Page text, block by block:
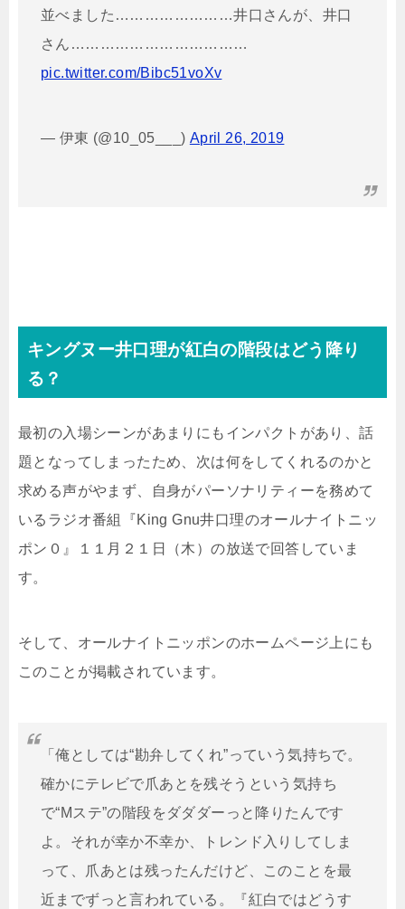
並べました……………………井口さんが、井口
さん………………………………
pic.twitter.com/Bibc51voXv
— 伊東 (@10_05___) April 26, 2019
キングヌー井口理が紅白の階段はどう降り
る？
最初の入場シーンがあまりにもインパクトがあり、話
題となってしまったため、次は何をしてくれるのかと
求める声がやまず、自身がパーソナリティーを務めて
いるラジオ番組『King Gnu井口理のオールナイトニッ
ポン０』１１月２１日（木）の放送で回答していま
す。
そして、オールナイトニッポンのホームページ上にも
このことが掲載されています。
「俺としては“勘弁してくれ”っていう気持ちで。
確かにテレビで爪あとを残そうという気持ち
で“Mステ”の階段をダダダーっと降りたんです
よ。それが幸か不幸か、トレンド入りしてしま
って、爪あとは残ったんだけど、このことを最
近までずっと言われている。『紅白ではどうす